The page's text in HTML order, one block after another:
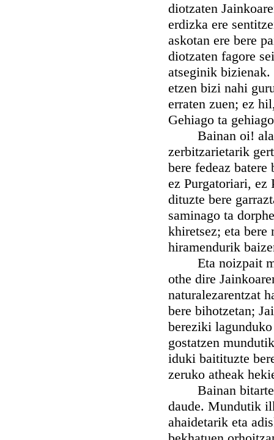
diotzaten
erdizka ere
askotan ere bere
diotzaten fagore
atseginik bizienak.
etzen bizi nahi
erraten zuen; ez
Gehiago ta
Bainan oi! ala
zerbitzarietarik
bere fedeaz
ez Purgatoriari, ez
dituzte bere
saminago ta
khiretsez; eta bere
hiramendurik
Eta noizpait
othe dire
naturalezarentzat
bere bihotzetan;
bereziki
gostatzen
iduki baitituzte
zeruko atheak
Bainan bitarte
daude. Mundutik
ahaidetarik eta